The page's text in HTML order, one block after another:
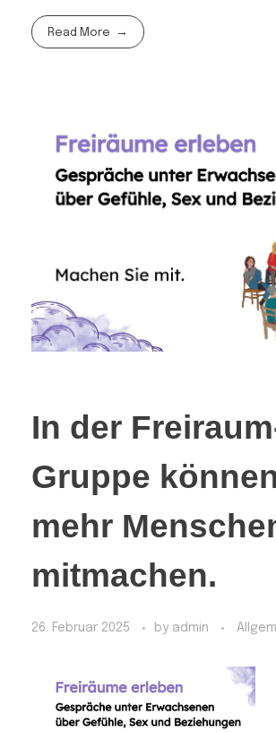
Read More
In der
Gruppe
mehr
mitmachen.
26. Februar 2025 by admin